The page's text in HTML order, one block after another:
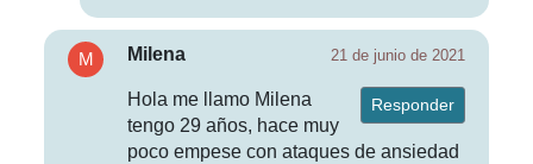
21 de junio de 2021
Milena
Responder
Hola me llamo Milena
tengo 29 años, hace muy
poco empese con ataques de ansiedad